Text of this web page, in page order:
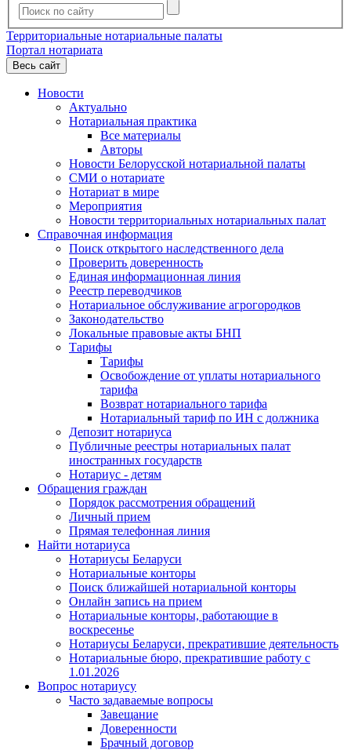
Территориальные нотариальные палаты
Портал нотариата
Весь сайт
Новости
Актуально
Нотариальная практика
Все материалы
Авторы
Новости Белорусской нотариальной палаты
СМИ о нотариате
Нотариат в мире
Мероприятия
Новости территориальных нотариальных палат
Справочная информация
Поиск открытого наследственного дела
Проверить доверенность
Единая информационная линия
Реестр переводчиков
Нотариальное обслуживание агрогородков
Законодательство
Локальные правовые акты БНП
Тарифы
Тарифы
Освобождение от уплаты нотариального
тарифа
Возврат нотариального тарифа
Нотариальный тариф по ИН с должника
Депозит нотариуса
Публичные реестры нотариальных палат
иностранных государств
Нотариус - детям
Обращения граждан
Порядок рассмотрения обращений
Личный прием
Прямая телефонная линия
Найти нотариуса
Нотариусы Беларуси
Нотариальные конторы
Поиск ближайшей нотариальной конторы
Онлайн запись на прием
Нотариальные конторы, работающие в
воскресенье
Нотариусы Беларуси, прекратившие деятельность
Нотариальные бюро, прекратившие работу с
1.01.2026
Вопрос нотариусу
Часто задаваемые вопросы
Завещание
Доверенности
Брачный договор